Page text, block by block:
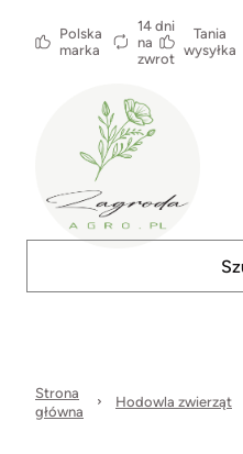
Polska
marka
14 dni
na
zwrot
Tania
wysyłka
Strona
główna
Hodowla zwierząt